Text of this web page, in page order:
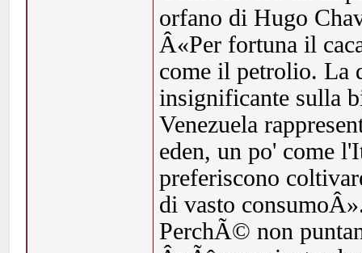
orfano di Hugo
Â«Per fortuna il
come il petrolio. La
insignificante sulla
Venezuela
eden, un po' come
preferiscono
di vasto
PerchÃ© non